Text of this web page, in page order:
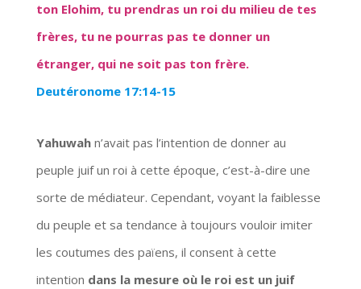
ton Elohim, tu prendras un roi du milieu de tes
frères, tu ne pourras pas te donner un
étranger, qui ne soit pas ton frère.
Deutéronome 17:14-15
Yahuwahn’avait pas l’intention de donner au
peuple juif un roi à cette époque, c’est-à-dire une
sorte de médiateur. Cependant, voyant la faiblesse
du peuple et sa tendance à toujours vouloir imiter
les coutumes des païens, il consent à cette
intention dans la mesure où le roi est un juif